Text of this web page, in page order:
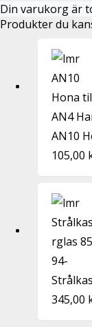
Din varukorg är
Produkter du
AN10
105,00
345,00